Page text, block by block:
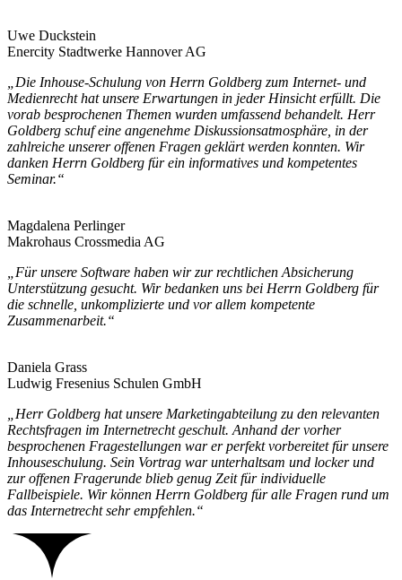
Uwe Duckstein
Enercity Stadtwerke Hannover AG
„Die Inhouse-Schulung von Herrn Goldberg zum Internet- und
Medienrecht hat unsere Erwartungen in jeder Hinsicht erfüllt. Die
vorab besprochenen Themen wurden umfassend behandelt. Herr
Goldberg schuf eine angenehme Diskussionsatmosphäre, in der
zahlreiche unserer offenen Fragen geklärt werden konnten. Wir
danken Herrn Goldberg für ein informatives und kompetentes
Seminar.“
Magdalena Perlinger
Makrohaus Crossmedia AG
„Für unsere Software haben wir zur rechtlichen Absicherung
Unterstützung gesucht. Wir bedanken uns bei Herrn Goldberg für
die schnelle, unkomplizierte und vor allem kompetente
Zusammenarbeit.“
Daniela Grass
Ludwig Fresenius Schulen GmbH
„Herr Goldberg hat unsere Marketingabteilung zu den relevanten
Rechtsfragen im Internetrecht geschult. Anhand der vorher
besprochenen Fragestellungen war er perfekt vorbereitet für unsere
Inhouseschulung. Sein Vortrag war unterhaltsam und locker und
zur offenen Fragerunde blieb genug Zeit für individuelle
Fallbeispiele. Wir können Herrn Goldberg für alle Fragen rund um
das Internetrecht sehr empfehlen.“